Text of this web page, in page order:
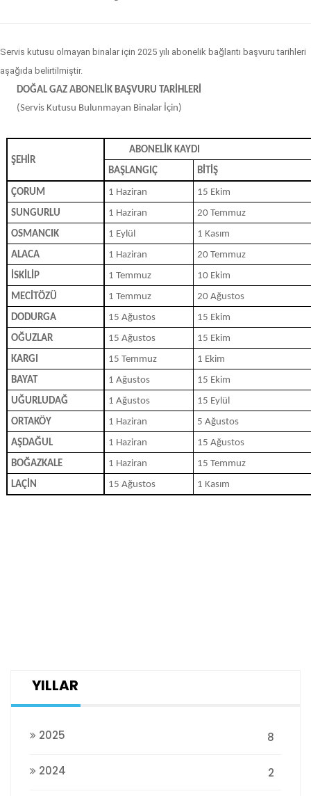
Servis kutusu olmayan binalar için 2025 yılı abonelik bağlantı başvuru tarihleri
aşağıda belirtilmiştir.
DOĞAL GAZ ABONELİK BAŞVURU TARİHLERİ
(Servis Kutusu Bulunmayan Binalar İçin)
ŞEHİR
ABONELİK KAYDI
BAŞLANGIÇ
BİTİŞ
ÇORUM 1 Haziran
15 Ekim
SUNGURLU
1 Haziran
20 Temmuz
OSMANCIK
1 Eylül
1 Kasım
ALACA
1 Haziran
20 Temmuz
İSKİLİP
1 Temmuz
10 Ekim
MECİTÖZÜ
1 Temmuz
20 Ağustos
DODURGA
15 Ağustos
15 Ekim
OĞUZLAR
15 Ağustos
15 Ekim
KARGI
15 Temmuz
1 Ekim
BAYAT
1 Ağustos
15 Ekim
UĞURLUDAĞ
1 Ağustos
15 Eylül
ORTAKÖY
1 Haziran
5 Ağustos
AŞDAĞUL
1 Haziran
15 Ağustos
BOĞAZKALE
1 Haziran
15 Temmuz
LAÇİN
15 Ağustos 1 Kasım
YILLAR
2025 8
2024 2